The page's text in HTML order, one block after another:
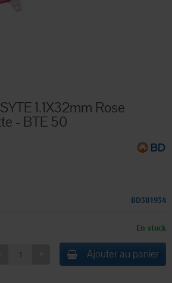
1.1X32mm Rose
- BTE 50
BD381934
En stock
Ajouter au panier